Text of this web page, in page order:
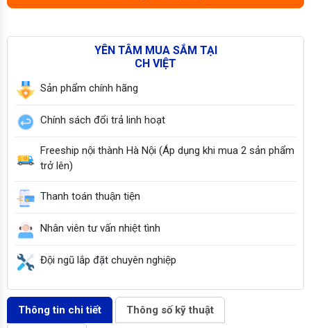
YÊN TÂM MUA SẮM TẠI
CH VIỆT
Sản phẩm chính hãng
Chính sách đổi trả linh hoạt
Freeship nội thành Hà Nội (Áp dụng khi mua 2 sản phẩm
trở lên)
Thanh toán thuận tiện
Nhân viên tư vấn nhiệt tình
Đội ngũ lắp đặt chuyên nghiệp
Thông tin chi tiết Thông số kỹ thuật